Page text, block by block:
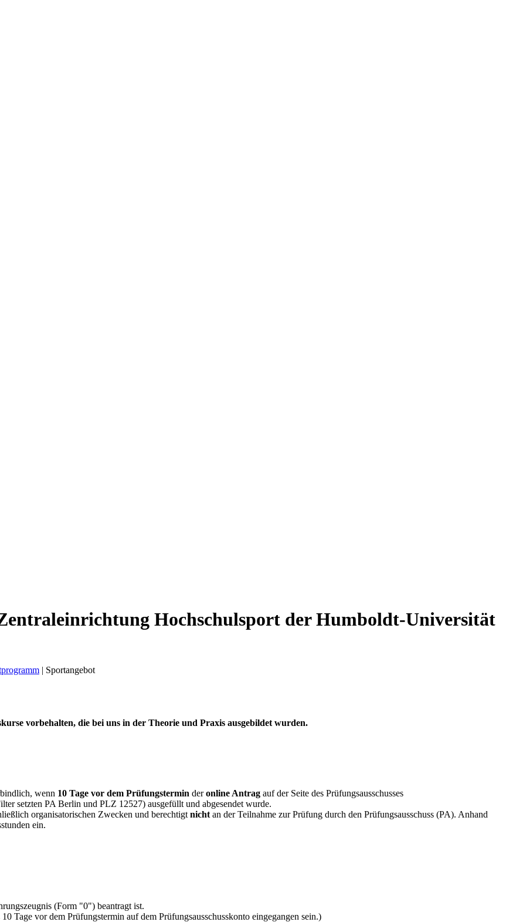
Hochschulsport der Humboldt-Universität
| Sportangebot
vorbehalten, die bei uns in der Theorie und Praxis ausgebildet wurden.
wenn 10 Tage vor dem Prüfungstermin deronline Antrag auf der Seite des Prüfungsausschusses
setzten PA Berlin und PLZ 12527) ausgefüllt und abgesendet wurde.
organisatorischen Zwecken und berechtigt nicht an der Teilnahme zur Prüfung durch den Prüfungsausschuss (PA). Anhand
ein.
(Form "0") beantragt ist.
Tage vor dem Prüfungstermin auf dem Prüfungsausschusskonto eingegangen sein.)